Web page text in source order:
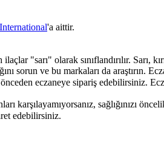
'a aittir.
"sarı" olarak sınıflandırılır. Sarı,
sorun ve bu markaları da
eczaneye sipariş edebilirsiniz.
karşılayamıyorsanız, sağlığınızı
edebilirsiniz.